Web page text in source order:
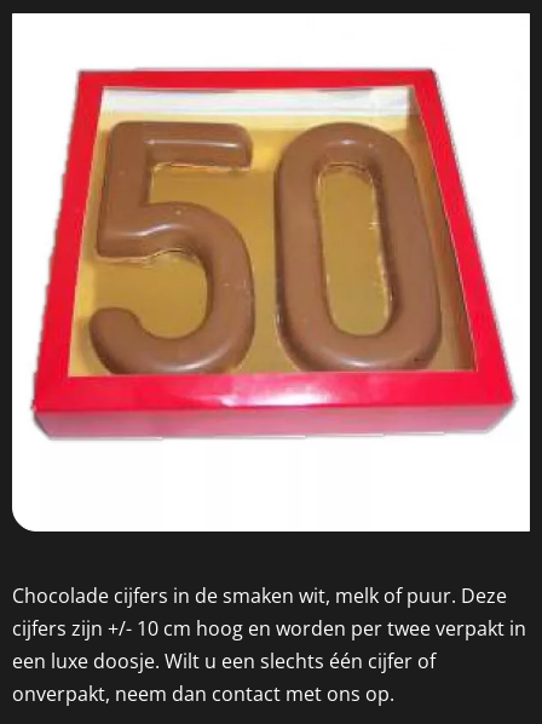
Chocolade cijfers in de smaken wit, melk of puur. Deze
cijfers zijn +/- 10 cm hoog en worden per twee verpakt in
een luxe doosje. Wilt u een slechts één cijfer of
onverpakt, neem dan contact met ons op.